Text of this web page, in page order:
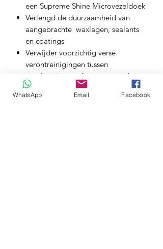
een Supreme Shine Microvezeldoek
Verlengd de duurzaamheid van
aangebrachte waxlagen, sealants
en coatings
Verwijder voorzichtig verse
verontreinigingen tussen
regelmatige wasbeurten voordat ze
de kans krijgen zich te hechten
WhatsApp Email Facebook